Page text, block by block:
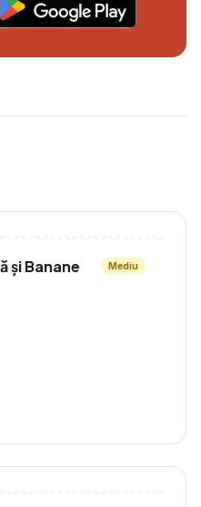
și Banane Mediu